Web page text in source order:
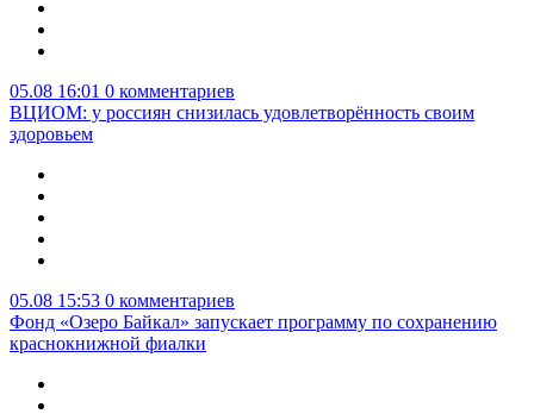
05.08 16:01 0 комментариев
ВЦИОМ: у россиян снизилась удовлетворённость своим
здоровьем
05.08 15:53 0 комментариев
Фонд «Озеро Байкал» запускает программу по сохранению
краснокнижной фиалки